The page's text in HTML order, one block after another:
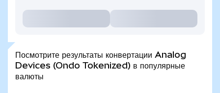
Посмотрите результаты конвертации Analog
Devices (Ondo Tokenized) в популярные
валюты